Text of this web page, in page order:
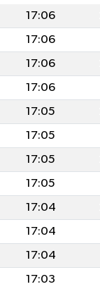
17:06
17:06
17:06
17:06
17:05
17:05
17:05
17:05
17:04
17:04
17:04
17:03